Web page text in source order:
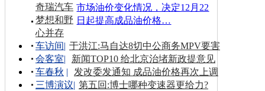
市场油价变化情况，决定12月22
日起提高成品油价格…
奇瑞汽车
梦想和野
心并存
车访间| 于洪江:马自达8切中公商务MPV要害
会客室|
新闻TOP10 给北京治堵新政提意见
车春秋 |
发改委发通知 成品油价格再次上调
三博演议| 第五回:博士哪种变速器更给力?